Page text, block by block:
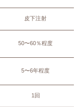
皮下注射
50〜60％程度
5〜6年程度
1回